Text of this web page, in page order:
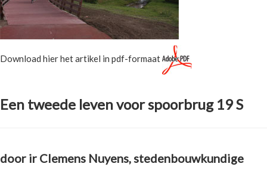
Download hier het artikel in pdf-formaat
Een tweede leven voor spoorbrug 19 S
door ir Clemens Nuyens, stedenbouwkundige